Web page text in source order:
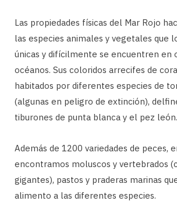
Las propiedades físicas del Mar Rojo
las especies animales y vegetales que
únicas y difícilmente se encuentren en
océanos. Sus coloridos arrecifes de
habitados por diferentes especies de
(algunas en peligro de extinción),
tiburones de punta blanca y el pez león.
Además de 1200 variedades de peces,
encontramos moluscos y vertebrados
gigantes), pastos y praderas marinas
alimento a las diferentes especies.